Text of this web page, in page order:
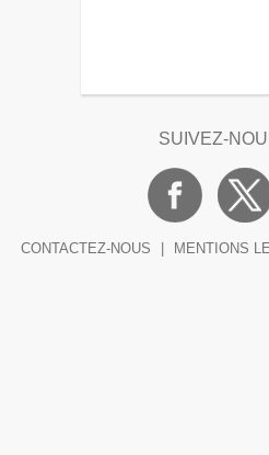
SUIVEZ-
CONTACTEZ-NOUS MENTIONS